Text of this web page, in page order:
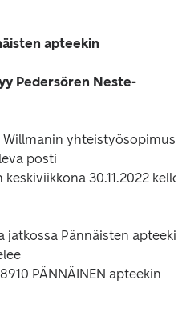
apteekin
Willmanin yhteistyösopimus
posti
jatkossa Pännäisten